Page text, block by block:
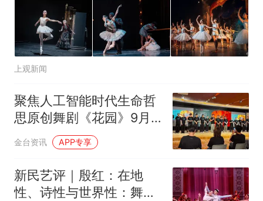
上观新闻
聚焦人工智能时代生命哲
思原创舞剧《花园》9月
登陆国家大剧院
金台资讯 APP专享
新民艺评｜殷红：在地
性、诗性与世界性：舞剧